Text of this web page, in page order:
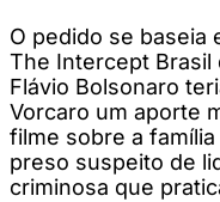
O pedido se baseia
The Intercept
Flávio Bolsonaro
Vorcaro um aporte
filme sobre a
preso suspeito de
criminosa que